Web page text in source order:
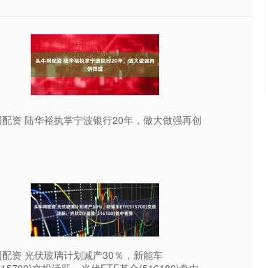
资 陆华裕执掌宁波银行20年，做大做强再创
资 光伏玻璃计划减产30％，新能车